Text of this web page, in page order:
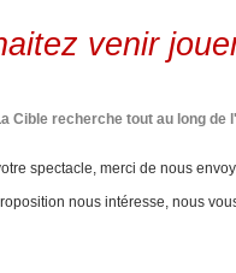
venir
Cible recherche tout au long
spectacle, merci de nous
nous intéresse, nous